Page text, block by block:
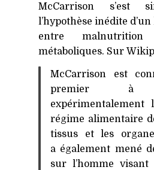
McCarrison s’est
l’hypothèse inédite
entre
métaboliques. Sur
McCarrison est
premier à
expérimentalement
régime alimentaire
tissus et les
a également mené
sur l’homme